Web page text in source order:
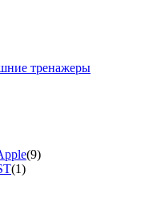
тренажеры
(9)
(1)